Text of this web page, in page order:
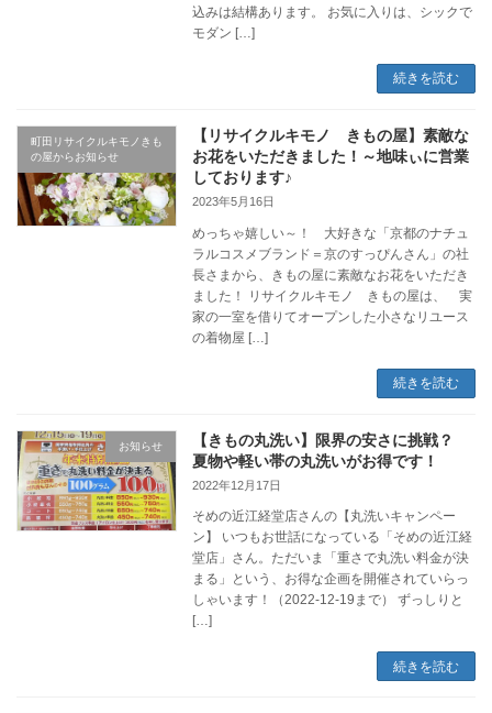
込みは結構あります。 お気に入りは、シックで
モダン […]
続きを読む
町田リサイクルキモノきも
の屋からお知らせ
【リサイクルキモノ きもの屋】素敵な
お花をいただきました！～地味ぃに営業
しております♪
2023年5月16日
めっちゃ嬉しい～！ 大好きな「京都のナチュ
ラルコスメブランド＝京のすっぴんさん」の社
長さまから、きもの屋に素敵なお花をいただき
ました！ リサイクルキモノ きもの屋は、 実
家の一室を借りてオープンした小さなリユース
の着物屋 […]
続きを読む
お知らせ
【きもの丸洗い】限界の安さに挑戦？
夏物や軽い帯の丸洗いがお得です！
2022年12月17日
そめの近江経堂店さんの【丸洗いキャンペー
ン】 いつもお世話になっている「そめの近江経
堂店」さん。ただいま「重さで丸洗い料金が決
まる」という、お得な企画を開催されていらっ
しゃいます！（2022-12-19まで） ずっしりと
[…]
続きを読む